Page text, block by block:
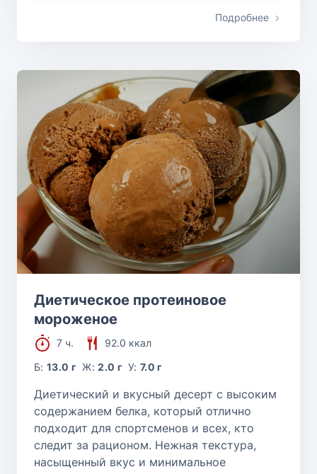
Подробнее
Диетическое протеиновое
мороженое
7 ч.
92.0 ккал
Б:13.0 г Ж:2.0 г У:7.0 г
Диетический и вкусный десерт с высоким
содержанием белка, который отлично
подходит для спортсменов и всех, кто
следит за рационом. Нежная текстура,
насыщенный вкус и минимальное